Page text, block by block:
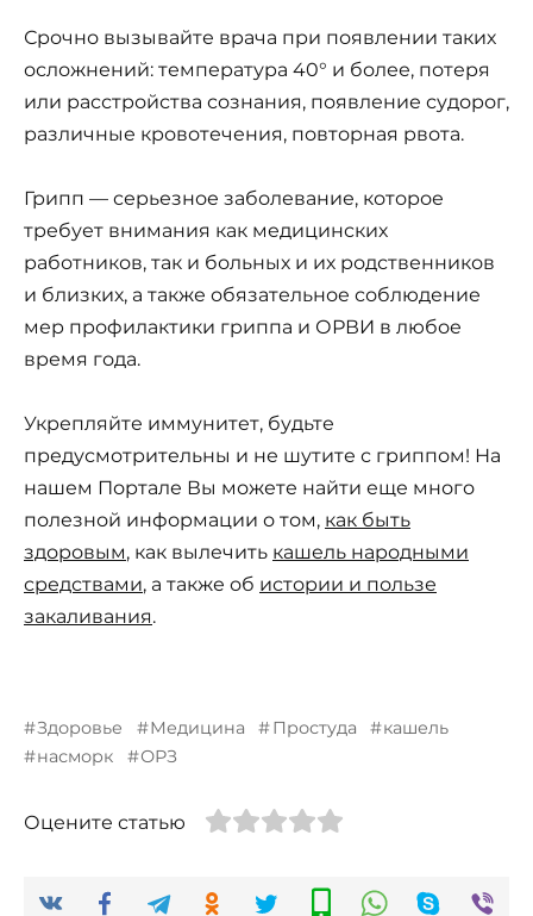
Срочно вызывайте врача при появлении таких
осложнений: температура 40° и более, потеря
или расстройства сознания, появление судорог,
различные кровотечения, повторная рвота.
Грипп — серьезное заболевание, которое
требует внимания как медицинских
работников, так и больных и их родственников
и близких, а также обязательное соблюдение
мер профилактики гриппа и ОРВИ в любое
время года.
Укрепляйте иммунитет, будьте
предусмотрительны и не шутите с гриппом! На
нашем Портале Вы можете найти еще много
полезной информации о том, как быть
здоровым, как вылечить кашель народными
средствами, а также об истории и пользе
закаливания.
Здоровье Медицина Простуда
кашель
насморк
ОРЗ
Оцените статью